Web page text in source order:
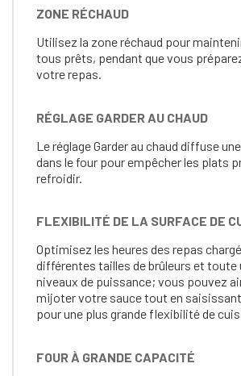
ZONE RÉCHAUD
Utilisez la zone réchaud pour
tous prêts, pendant que vous
votre repas.
RÉGLAGE GARDER AU CHAUD
Le réglage Garder au chaud diffuse
dans le four pour empêcher les plats
refroidir.
FLEXIBILITÉ DE LA SURFACE DE
Optimisez les heures des repas
différentes tailles de brûleurs et toute
niveaux de puissance; vous pouvez
mijoter votre sauce tout en
pour une plus grande flexibilité de
FOUR À GRANDE CAPACITÉ